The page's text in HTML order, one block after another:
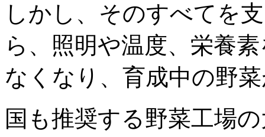
しかし、そのすべてを
ら、照明や温度、栄養
なくなり、育成中の野
国も推奨する野菜工場